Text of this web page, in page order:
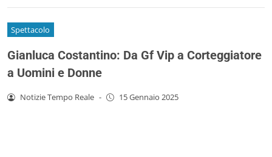
Spettacolo
Gianluca Costantino: Da Gf Vip a Corteggiatore
a Uomini e Donne
Notizie Tempo Reale - 15 Gennaio 2025